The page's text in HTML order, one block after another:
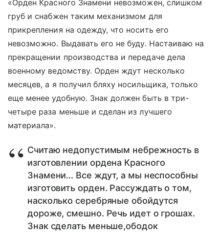
«Орден Красного Знамени невозможен, слишком
груб и снабжен таким механизмом для
прикрепления на одежду, что носить его
невозможно. Выдавать его не буду. Настаиваю на
прекращении производства и передаче дела
военному ведомству. Орден ждут несколько
месяцев, а я получил бляху носильщика, только
еще менее удобную. Знак должен быть в три-
четыре раза меньше и сделан из лучшего
материала».
Считаю недопустимым небрежность в
изготовлении ордена Красного
Знамени... Все ждут, а мы неспособны
изготовить орден. Рассуждать о том,
насколько серебряные обойдутся
дороже, смешно. Речь идет о грошах.
Знак сделать меньше,ободок